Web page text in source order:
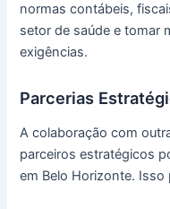
normas contábeis,
setor de saúde e tomar
exigências.
Parcerias
A colaboração com
parceiros estratégicos
em Belo Horizonte. Isso